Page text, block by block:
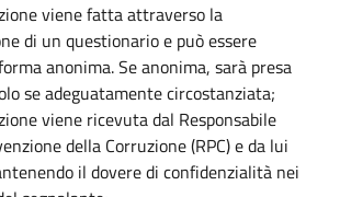
viene fatta attraverso la
di un questionario e può essere
anonima. Se anonima, sarà presa
se adeguatamente circostanziata;
viene ricevuta dal Responsabile
della Corruzione (RPC) e da lui
il dovere di confidenzialità nei